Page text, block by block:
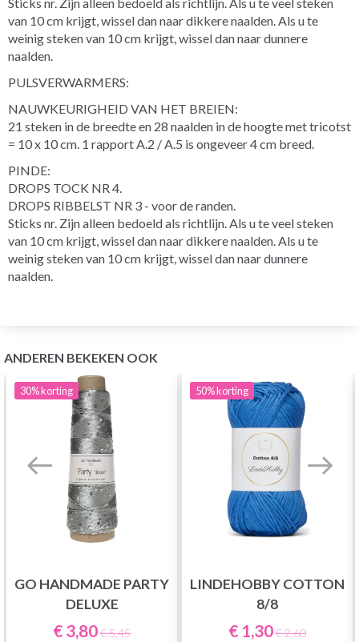
van 10 cm krijgt, wissel dan naar dikkere naalden. Als u te
weinig steken van 10 cm krijgt, wissel dan naar dunnere
naalden.
PULSVERWARMERS:
NAUWKEURIGHEID VAN HET BREIEN:
21 steken in de breedte en 28 naalden in de hoogte met tricotst
= 10 x 10 cm. 1 rapport A.2 / A.5 is ongeveer 4 cm breed.
PINDE:
DROPS TOCK NR 4.
DROPS RIBBELST NR 3 - voor de randen.
Sticks nr. Zijn alleen bedoeld als richtlijn. Als u te veel steken
van 10 cm krijgt, wissel dan naar dikkere naalden. Als u te
weinig steken van 10 cm krijgt, wissel dan naar dunnere
naalden.
ANDEREN BEKEKEN OOK
30%korting
GO HANDMADE PARTY
DELUXE
€ 3,80€ 5,45
50%korting
LINDEHOBBY COTTON
8/8
€ 1,30€ 2,60